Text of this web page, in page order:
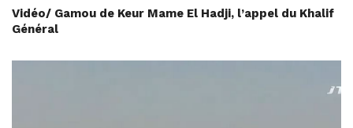
Vidéo/ Gamou de Keur Mame El Hadji, l’appel du Khalif
Général